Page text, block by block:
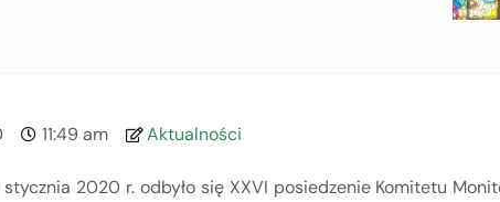
11:49 am Aktualności
2020 r. odbyło się XXVI posiedzenie Komitetu